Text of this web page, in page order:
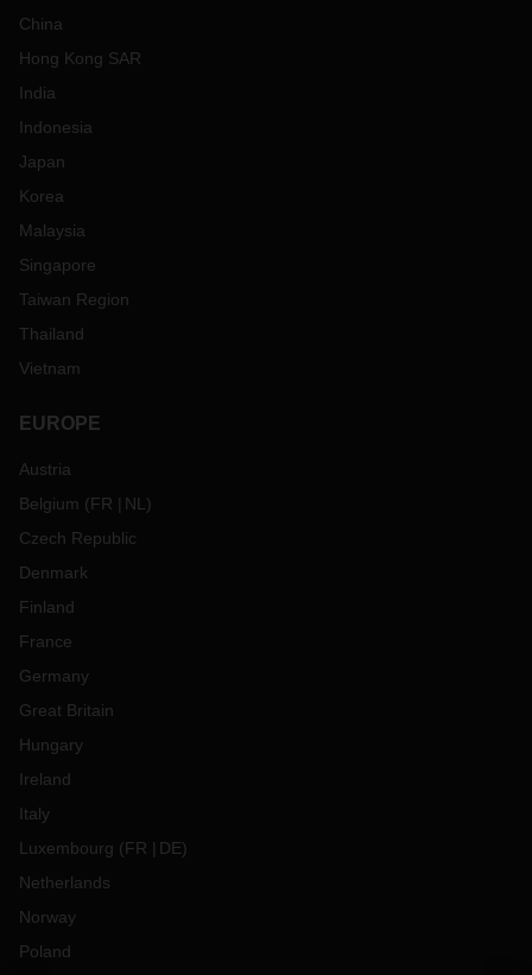
China
Hong Kong SAR
India
Indonesia
Japan
Korea
Malaysia
Singapore
Taiwan Region
Thailand
Vietnam
EUROPE
Austria
Belgium (FR NL )
Czech Republic
Denmark
Finland
France
Germany
Great Britain
Hungary
Ireland
Italy
Luxembourg (FR DE)
Netherlands
Norway
Poland